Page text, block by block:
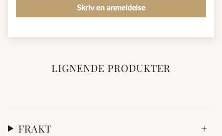
Skriv en anmeldelse
LIGNENDE PRODUKTER
FRAKT